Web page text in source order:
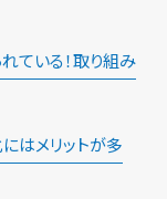
ている！取り組み
はメリットが多